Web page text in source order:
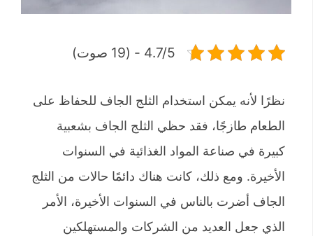
4.7/5 - (19 صوت)
نظرًا لأنه يمكن استخدام الثلج الجاف للحفاظ على
الطعام طازجًا، فقد حظي الثلج الجاف بشعبية
كبيرة في صناعة المواد الغذائية في السنوات
الأخيرة. ومع ذلك، كانت هناك دائمًا حالات من الثلج
الجاف أضرت بالناس في السنوات الأخيرة، الأمر
الذي جعل العديد من الشركات والمستهلكين